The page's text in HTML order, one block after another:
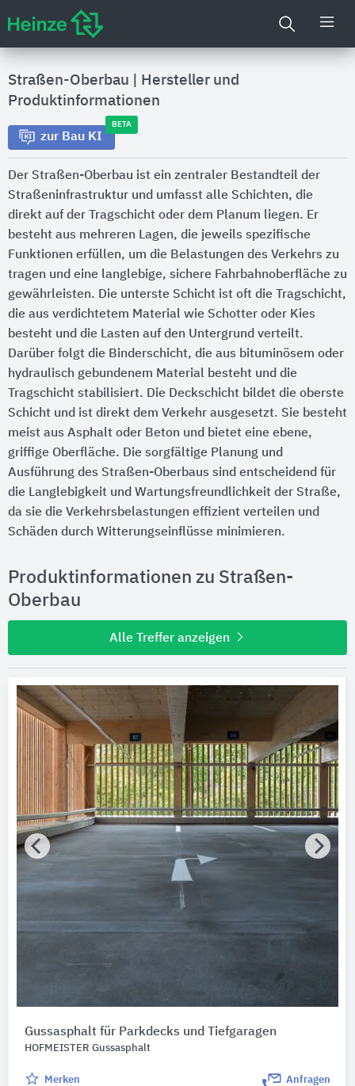
Straßen-Oberbau
Hersteller und
Produktinformationen
zur Bau KI
BETA
Der Straßen-Oberbau ist ein zentraler Bestandteil der
Straßeninfrastruktur und umfasst alle Schichten, die
direkt auf der Tragschicht oder dem Planum liegen. Er
besteht aus mehreren Lagen, die jeweils spezifische
Funktionen erfüllen, um die Belastungen des Verkehrs zu
tragen und eine langlebige, sichere Fahrbahnoberfläche zu
gewährleisten. Die unterste Schicht ist oft die Tragschicht,
die aus verdichtetem Material wie Schotter oder Kies
besteht und die Lasten auf den Untergrund verteilt.
Darüber folgt die Binderschicht, die aus bituminösem oder
hydraulisch gebundenem Material besteht und die
Tragschicht stabilisiert. Die Deckschicht bildet die oberste
Schicht und ist direkt dem Verkehr ausgesetzt. Sie besteht
meist aus Asphalt oder Beton und bietet eine ebene,
griffige Oberfläche. Die sorgfältige Planung und
Ausführung des Straßen-Oberbaus sind entscheidend für
die Langlebigkeit und Wartungsfreundlichkeit der Straße,
da sie die Verkehrsbelastungen effizient verteilen und
Schäden durch Witterungseinflüsse minimieren.
Produktinformationen zu Straßen-
Oberbau
Alle Treffer anzeigen
Gussasphalt für Parkdecks und Tiefgaragen
HOFMEISTER Gussasphalt
Merken Anfragen